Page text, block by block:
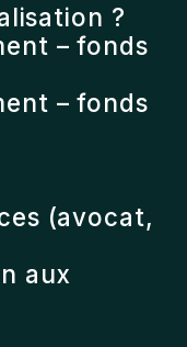
?
– fonds
– fonds
(avocat,
aux